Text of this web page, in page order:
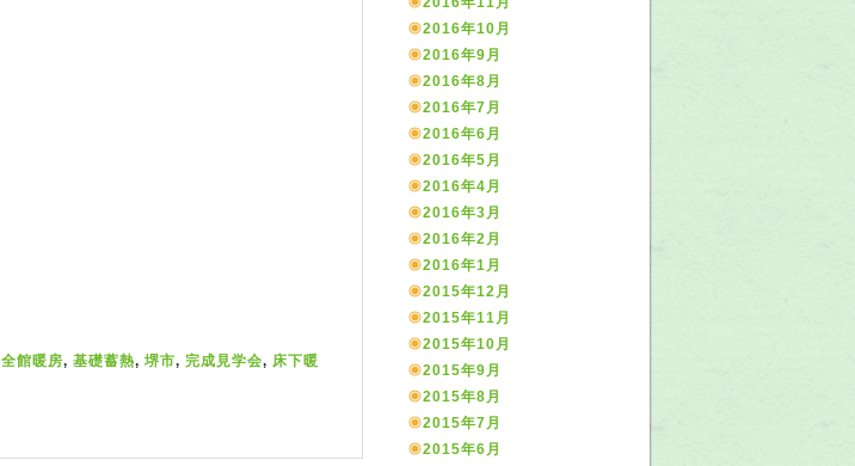
全館暖房, 基礎蓄熱, 堺市, 完成見学会, 床下暖
2016年10月
2016年9月
2016年8月
2016年7月
2016年6月
2016年5月
2016年4月
2016年3月
2016年2月
2016年1月
2015年12月
2015年11月
2015年10月
2015年9月
2015年8月
2015年7月
2015年6月